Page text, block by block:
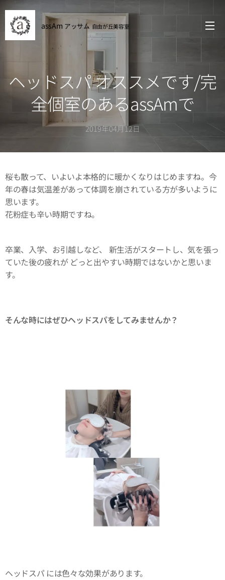
assAm アッサム 自由が丘美容室
ヘッドスパ オススメです/完
全個室のあるassAmで
2019年04月12日
桜も散って、いよいよ本格的に暖かくなりはじめますね。今
年の春は気温差があって体調を崩されている方が多いように
思います。
花粉症も辛い時期ですね。
卒業、入学、お引越しなど、 新生活がスタートし、気を張っ
ていた後の疲れが どっと出やすい時期ではないかと思いま
す。
そんな時にはぜひヘッドスパをしてみませんか？
ヘッドスパ には色々な効果があります。